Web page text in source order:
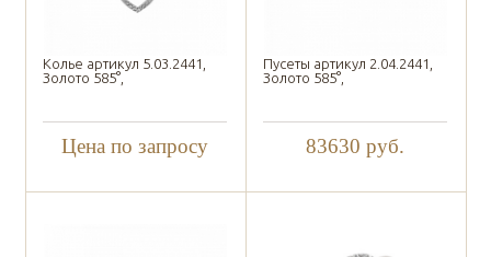
Колье артикул 5.03.2441,
Золото 585°,
Цена по запросу
Пусеты артикул 2.04.2441,
Золото 585°,
83630 руб.